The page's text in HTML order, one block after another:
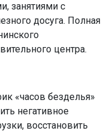
занятиями с
досуга. Полная
центра.
«часов безделья»
негативное
восстановить